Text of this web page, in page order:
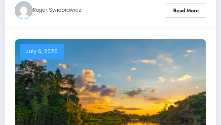
Roger Swidorowicz Read More
July 6, 2026